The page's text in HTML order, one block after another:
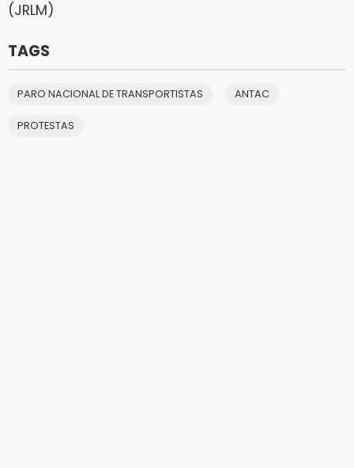
(JRLM)
TAGS
PARO NACIONAL DE TRANSPORTISTAS ANTAC
PROTESTAS